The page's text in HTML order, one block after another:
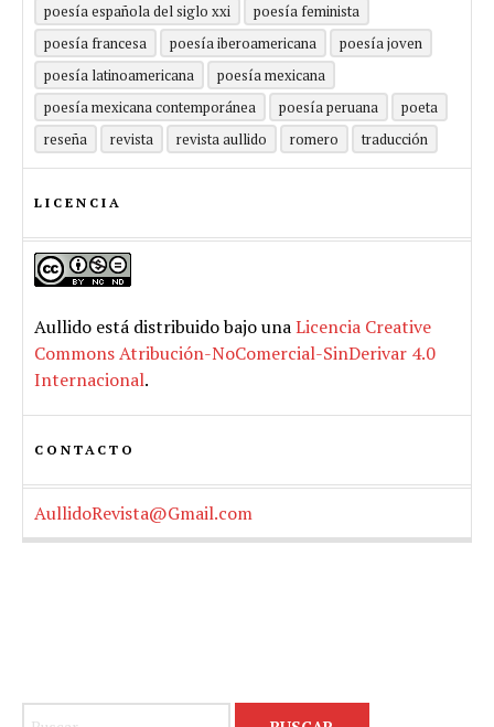
poesía española del siglo xxi
poesía feminista
poesía francesa
poesía iberoamericana
poesía joven
poesía latinoamericana
poesía mexicana
poesía mexicana contemporánea
poesía peruana
poeta
reseña
revista revista aullido romero traducción
LICENCIA
Aullido está distribuido bajo unaLicencia Creative
Commons Atribución-NoComercial-SinDerivar 4.0
Internacional.
CONTACTO
AullidoRevista@Gmail.com